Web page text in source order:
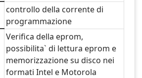
controllo della corrente di
programmazione
Verifica della eprom,
possibilita` di lettura eprom e
memorizzazione su disco nei
formati Intel e Motorola